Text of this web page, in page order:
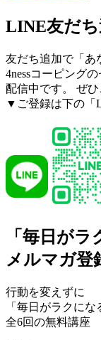
LINE友だち
友だち追加で「あ
4nessコーピング
配信中です。 ぜひ
▼ご登録は下の「
「毎日がラ
メルマガ登
行動を変えずに
「毎日がラクにな
全6回の無料講座